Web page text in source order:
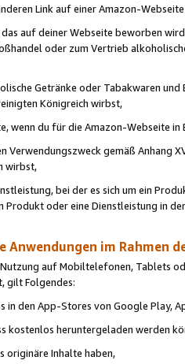
Link auf einer Amazon-
auf deiner Webseite beworben
oder zum Vertrieb
Getränke oder Tabakwaren
Königreich wirbst,
wenn du für die Amazon-Webseite in
Verwendungszweck gemäß Anhang
wirbst,
bei der es sich um ein
Produkt oder eine Dienstleistung in
Anwendungen im Rahmen
auf Mobiltelefonen, Tablets
gilt Folgendes:
in den App-Stores von Google Play,
kostenlos heruntergeladen werden
originäre Inhalte haben,